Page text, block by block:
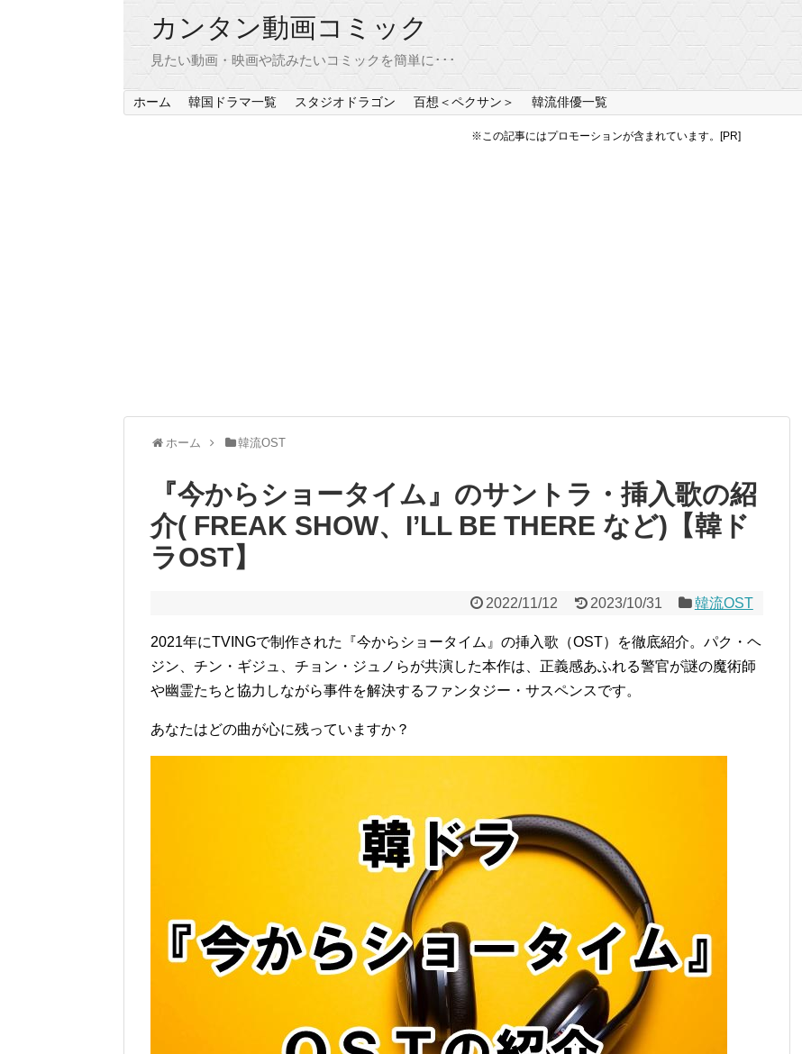
カンタン動画コミック
見たい動画・映画や読みたいコミックを簡単に･･･
ホーム 韓国ドラマ一覧 スタジオドラゴン 百想＜ペクサン＞ 韓流俳優一覧
※この記事にはプロモーションが含まれています。[PR]
ホーム 韓流OST
『今からショータイム』のサントラ・挿入歌の紹
介( FREAK SHOW、I’LL BE THERE など)【韓ド
ラOST】
2022/11/12 2023/10/31 韓流OST
2021年にTVINGで制作された『今からショータイム』の挿入歌（OST）を徹底紹介。パク・ヘ
ジン、チン・ギジュ、チョン・ジュノらが共演した本作は、正義感あふれる警官が謎の魔術師
や幽霊たちと協力しながら事件を解決するファンタジー・サスペンスです。
あなたはどの曲が心に残っていますか？